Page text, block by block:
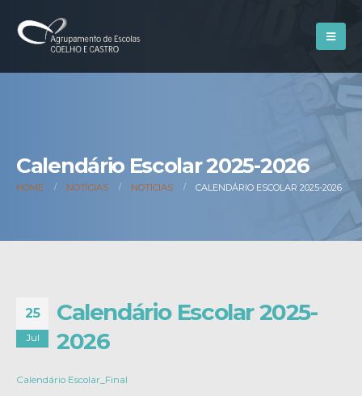
Calendário Escolar 2025-2026
HOME NOTÍCIAS NOTÍCIAS CALENDÁRIO ESCOLAR 2025-2026
25
Jul
Calendário Escolar 2025-
2026
Calendário Escolar_Final